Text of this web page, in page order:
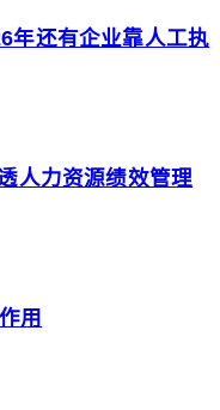
年还有企业靠人工执
人力资源绩效管理
用